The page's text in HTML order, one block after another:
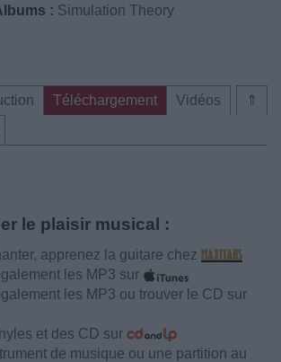
: Simulation Theory
⇑
Téléchargement
Vidéos
le plaisir musical :
apprenez la guitare chez
les MP3 sur
les MP3 ou trouver le CD sur
et des CD sur
de musique ou une partition au